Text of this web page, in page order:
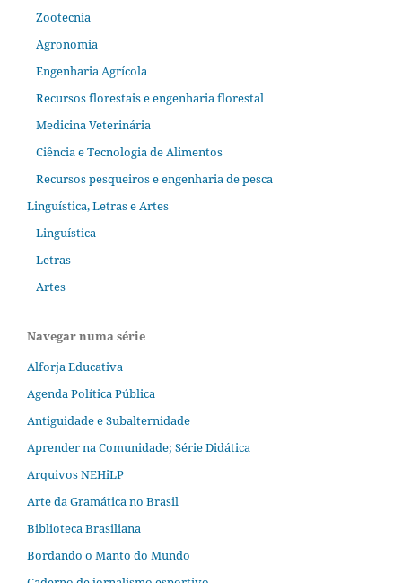
Zootecnia
Agronomia
Engenharia Agrícola
Recursos florestais e engenharia florestal
Medicina Veterinária
Ciência e Tecnologia de Alimentos
Recursos pesqueiros e engenharia de pesca
Linguística, Letras e Artes
Linguística
Letras
Artes
Navegar numa série
Alforja Educativa
Agenda Política Pública
Antiguidade e Subalternidade
Aprender na Comunidade; Série Didática
Arquivos NEHiLP
Arte da Gramática no Brasil
Biblioteca Brasiliana
Bordando o Manto do Mundo